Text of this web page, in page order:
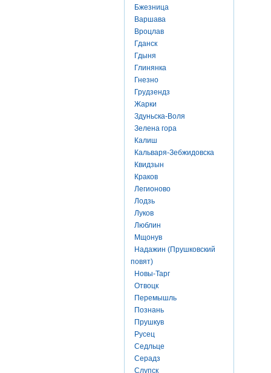
Бжезница
Варшава
Вроцлав
Гданск
Гдыня
Глинянка
Гнезно
Грудзендз
Жарки
Здуньска-Воля
Зелена гора
Калиш
Кальваря-Зебжидовска
Квидзын
Краков
Легионово
Лодзь
Луков
Люблин
Мщонув
Надажин (Прушковский
повят)
Новы-Тарг
Отвоцк
Перемышль
Познань
Прушкув
Русец
Седльце
Серадз
Слупск